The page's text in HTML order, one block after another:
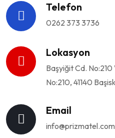
Telefon
0262 373 3736
Lokasyon
Başyiğit Cd.
No:210, 41140
Email
info@prizmatel.com